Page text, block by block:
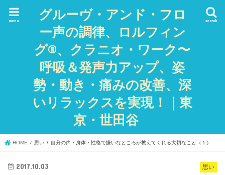
グルーヴ・アンド・フロ
ー声の調律、ロルフィン
グ®、クラニオ・ワーク〜
呼吸＆発声力アップ、姿
勢・動き・痛みの改善、深
いリラックスを実現！｜東
京・世田谷
search
menu
HOME 思い 自分の声・身体・性格で嫌いなところが教えてくれる大切なこと（１）
思い
2017.10.03